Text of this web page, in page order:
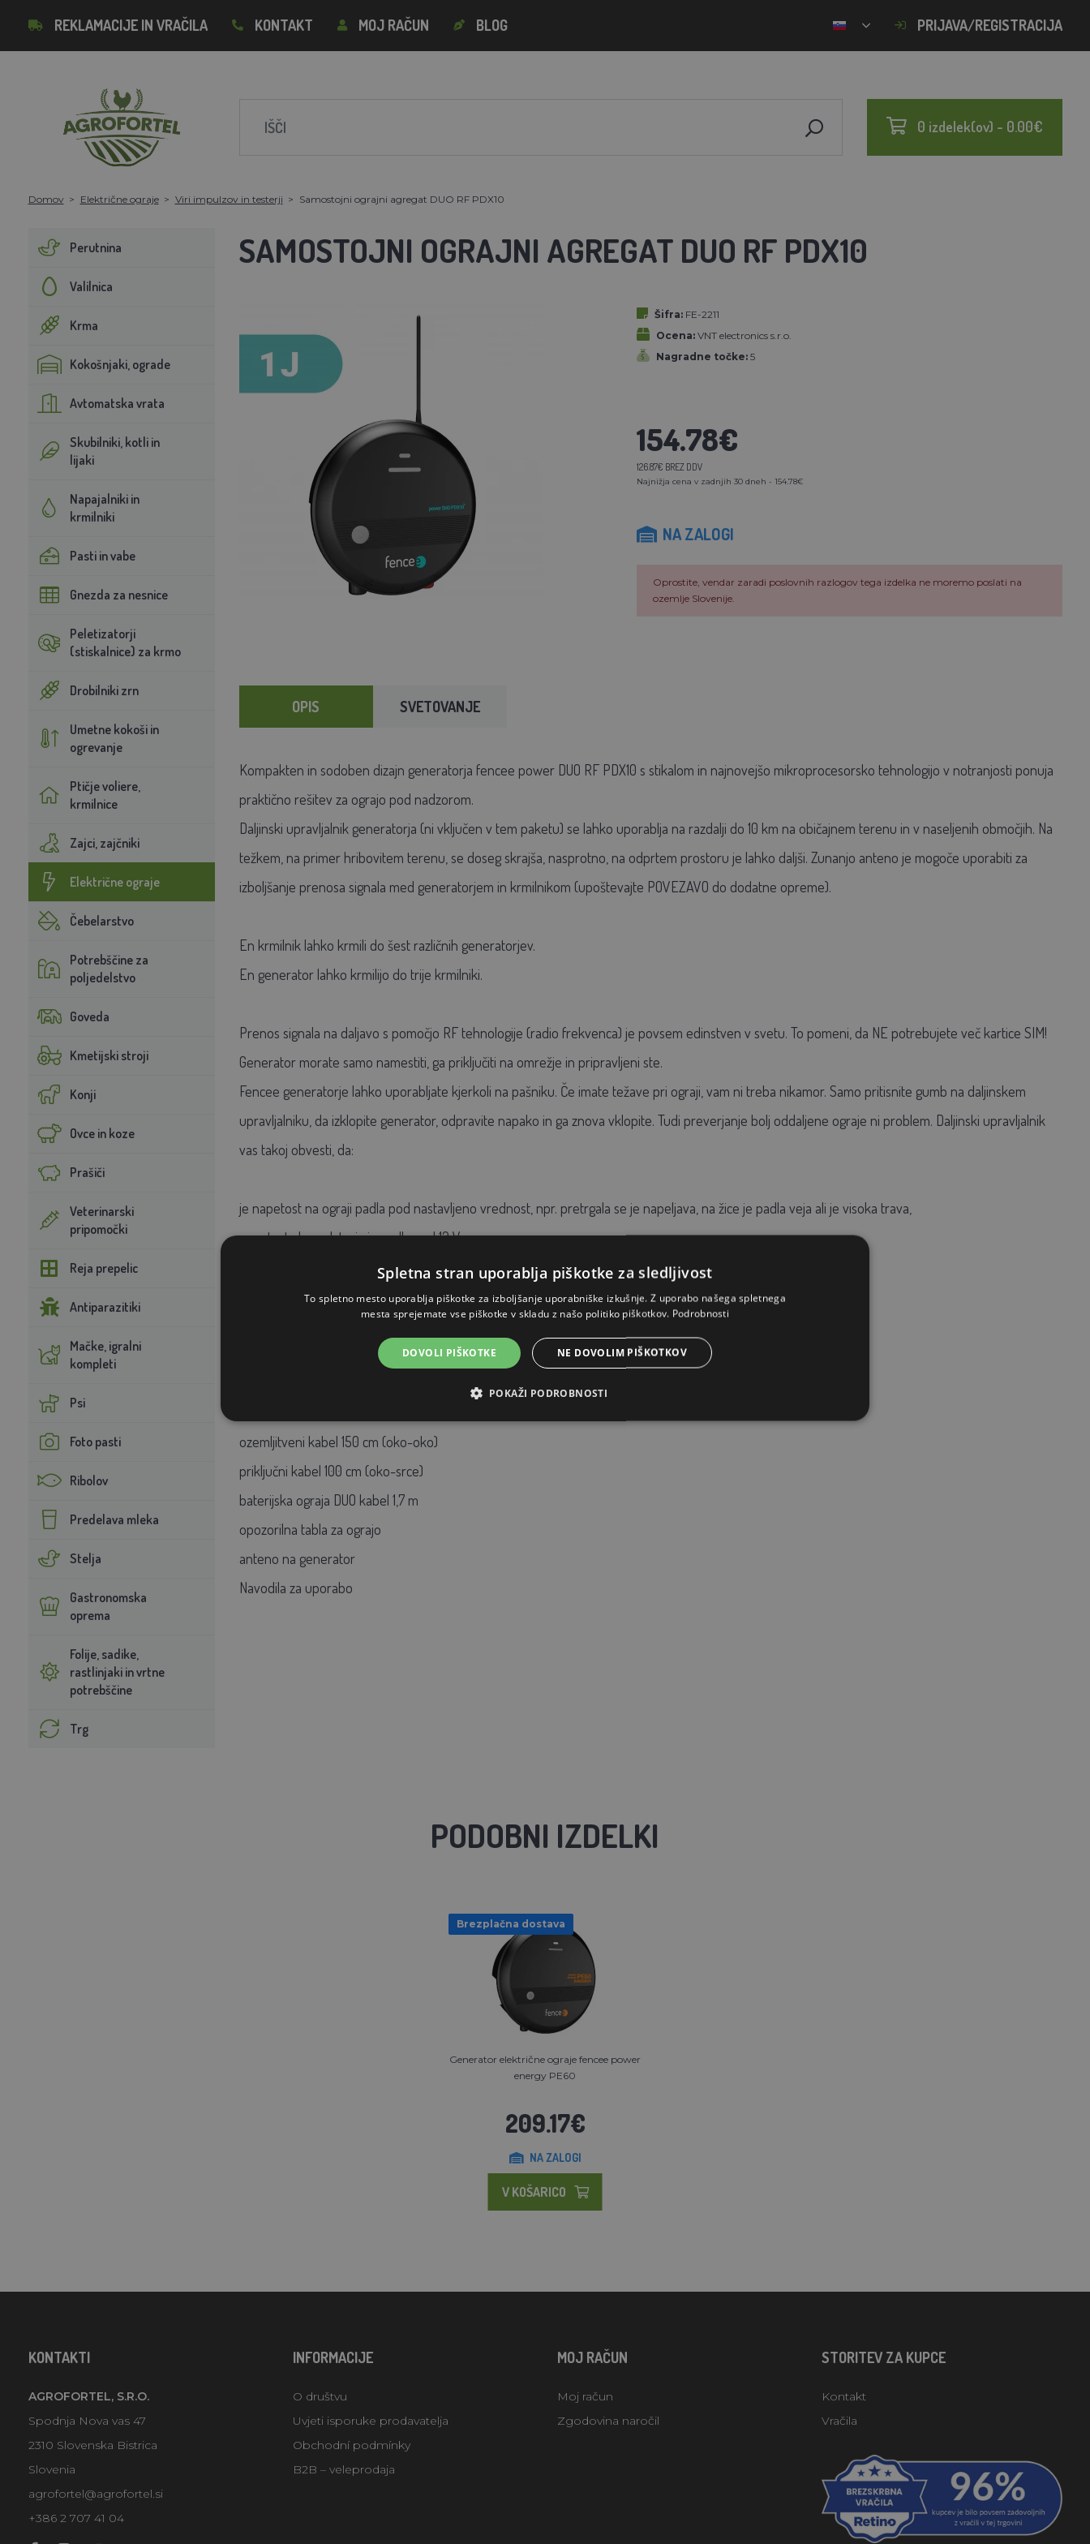
REKLAMACIJE IN VRAČILA KONTAKT MOJ RAČUN BLOG PRIJAVA/REGISTRACIJA
0 izdelek(ov) - 0.00€
Domov Električne ograje Viri impulzov in testerji Samostojni ograjni agregat DUO RF PDX10
Perutnina
Valilnica
Krma
Kokošnjaki, ograde
Avtomatska vrata
Skubilniki, kotli in
lijaki
Napajalniki in
krmilniki
Pasti in vabe
Gnezda za nesnice
Peletizatorji
(stiskalnice) za krmo
Drobilniki zrn
Umetne kokoši in
ogrevanje
Ptičje voliere,
krmilnice
Zajci, zajčniki
Električne ograje
Čebelarstvo
Potrebščine za
poljedelstvo
Goveda
Kmetijski stroji
Konji
Ovce in koze
Prašiči
Veterinarski
pripomočki
Reja prepelic
Antiparazitiki
Mačke, igralni
kompleti
Psi
Foto pasti
Ribolov
Predelava mleka
Stelja
Gastronomska
oprema
Folije, sadike,
rastlinjaki in vrtne
potrebščine
Trg
SAMOSTOJNI OGRAJNI AGREGAT DUO RF PDX10
Šifra: FE-2211
Ocena: VNT electronics s.r.o.
Nagradne točke: 5
154.78€
126.87€ BREZ DDV
Najnižja cena v zadnjih 30 dneh - 154.78€
NA ZALOGI
Oprostite, vendar zaradi poslovnih razlogov tega izdelka ne moremo poslati na
ozemlje Slovenije.
OPIS SVETOVANJE
Kompakten in sodoben dizajn generatorja fencee power DUO RF PDX10 s stikalom in najnovejšo mikroprocesorsko tehnologijo v notranjosti ponuja
praktično rešitev za ograjo pod nadzorom.
Daljinski upravljalnik generatorja (ni vključen v tem paketu) se lahko uporablja na razdalji do 10 km na običajnem terenu in v naseljenih območjih. Na
težkem, na primer hribovitem terenu, se doseg skrajša, nasprotno, na odprtem prostoru je lahko daljši. Zunanjo anteno je mogoče uporabiti za
izboljšanje prenosa signala med generatorjem in krmilnikom (upoštevajte POVEZAVO do dodatne opreme).
En krmilnik lahko krmili do šest različnih generatorjev.
En generator lahko krmilijo do trije krmilniki.
Prenos signala na daljavo s pomočjo RF tehnologije (radio frekvenca) je povsem edinstven v svetu. To pomeni, da NE potrebujete več kartice SIM!
Generator morate samo namestiti, ga priključiti na omrežje in pripravljeni ste.
Fencee generatorje lahko uporabljate kjerkoli na pašniku. Če imate težave pri ograji, vam ni treba nikamor. Samo pritisnite gumb na daljinskem
upravljalniku, da izklopite generator, odpravite napako in ga znova vklopite. Tudi preverjanje bolj oddaljene ograje ni problem. Daljinski upravljalnik
vas takoj obvesti, da:
je napetost na ograji padla pod nastavljeno vrednost, npr. pretrgala se je napeljava, na žice je padla veja ali je visoka trava,
napetost akumulatorja je padla pod 12 V,
je bil signal izgubljen, na primer zaradi odklopa generatorja, poškodbe antene ali iz drugih razlogov.
ozemljitveni kabel 150 cm (oko-oko)
priključni kabel 100 cm (oko-srce)
baterijska ograja DUO kabel 1,7 m
opozorilna tabla za ograjo
anteno na generator
Navodila za uporabo
PODOBNI IZDELKI
Brezplačna dostava
Generator električne ograje fencee power
energy PE60
209.17€
NA ZALOGI
V KOŠARICO
KONTAKTI
AGROFORTEL, S.R.O.
Spodnja Nova vas 47
2310 Slovenska Bistrica
Slovenia
agrofortel@agrofortel.si
+386 2 707 41 04
INFORMACIJE
O društvu
Uvjeti isporuke prodavatelja
Obchodní podmínky
B2B – veleprodaja
MOJ RAČUN
Moj račun
Zgodovina naročil
STORITEV ZA KUPCE
Kontakt
Vračila
Spletna stran uporablja piškotke za sledljivost
To spletno mesto uporablja piškotke za izboljšanje uporabniške izkušnje. Z uporabo našega spletnega
mesta sprejemate vse piškotke v skladu z našo politiko piškotkov. Podrobnosti
DOVOLI PIŠKOTKE NE DOVOLIM PIŠKOTKOV
POKAŽI PODROBNOSTI